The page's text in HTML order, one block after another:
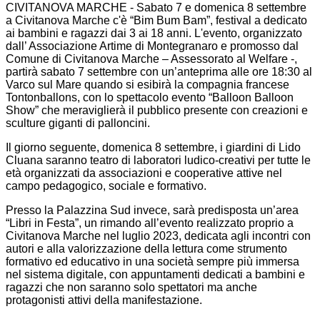
CIVITANOVA MARCHE - Sabato 7 e domenica 8 settembre
a Civitanova Marche c'è “Bim Bum Bam”, festival a dedicato
ai bambini e ragazzi dai 3 ai 18 anni. L'evento, organizzato
dall’ Associazione Artime di Montegranaro e promosso dal
Comune di Civitanova Marche – Assessorato al Welfare -,
partirà sabato 7 settembre con un’anteprima alle ore 18:30 al
Varco sul Mare quando si esibirà la compagnia francese
Tontonballons, con lo spettacolo evento “Balloon Balloon
Show” che meraviglierà il pubblico presente con creazioni e
sculture giganti di palloncini.
Il giorno seguente, domenica 8 settembre, i giardini di Lido
Cluana saranno teatro di laboratori ludico-creativi per tutte le
età organizzati da associazioni e cooperative attive nel
campo pedagogico, sociale e formativo.
Presso la Palazzina Sud invece, sarà predisposta un’area
“Libri in Festa”, un rimando all’evento realizzato proprio a
Civitanova Marche nel luglio 2023, dedicata agli incontri con
autori e alla valorizzazione della lettura come strumento
formativo ed educativo in una società sempre più immersa
nel sistema digitale, con appuntamenti dedicati a bambini e
ragazzi che non saranno solo spettatori ma anche
protagonisti attivi della manifestazione.